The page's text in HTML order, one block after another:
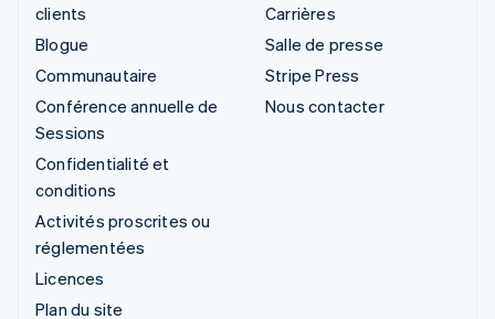
clients
Blogue
Communautaire
Conférence annuelle de
Sessions
Confidentialité et
conditions
Activités proscrites ou
réglementées
Licences
Plan du site
Carrières
Salle de presse
Stripe Press
Nous contacter